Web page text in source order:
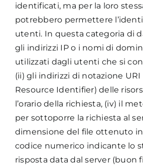
identificati, ma per la loro
potrebbero permettere
utenti. In questa categoria di
gli indirizzi IP o i nomi di
utilizzati dagli utenti che si
(ii) gli indirizzi di notazione
Resource Identifier) delle
l’orario della richiesta, (iv) il
per sottoporre la richiesta al
dimensione del file ottenuto in
codice numerico indicante lo
risposta data dal server (buon